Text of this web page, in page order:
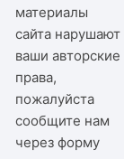
материалы
сайта нарушают
ваши авторские
права,
пожалуйста
сообщите нам
черезформу